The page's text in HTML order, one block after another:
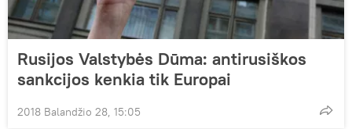
Rusijos Valstybės Dūma: antirusiškos
sankcijos kenkia tik Europai
2018 Balandžio 28, 15:05